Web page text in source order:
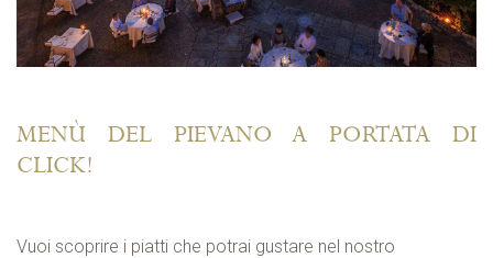
MENÙ DEL PIEVANO A PORTATA DI
CLICK!
Vuoi scoprire i piatti che potrai gustare nel nostro